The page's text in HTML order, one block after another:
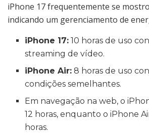
iPhone 17 frequentemente se
indicando um gerenciamento de
iPhone 17: 10 horas de uso
streaming de vídeo.
iPhone Air: 8 horas de uso
condições semelhantes.
Em navegação na web, o
12 horas, enquanto o iPhone
horas.